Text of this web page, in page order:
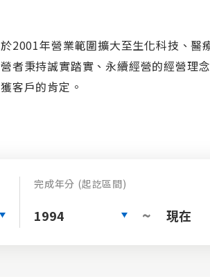
於2001年營業範圍擴大至生化科技、醫
營者秉持誠實踏實、永續經營的經營理
獲客戶的肯定。
完成年分 (起訖區間)
1994 ~ 現在